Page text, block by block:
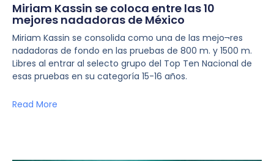
Miriam Kassin se coloca entre las 10
mejores nadadoras de México
Miriam Kassin se consolida como una de las mejo¬res
nadadoras de fondo en las pruebas de 800 m. y 1500 m.
Libres al entrar al selecto grupo del Top Ten Nacional de
esas pruebas en su categoría 15-16 años.
Read More